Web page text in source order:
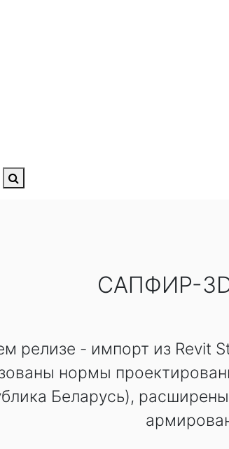
САПФИР-3D
релизе - импорт из Revit
нормы
Беларусь),